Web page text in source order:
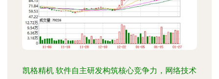
凯格精机 软件自主研发构筑核心竞争力，网络技术